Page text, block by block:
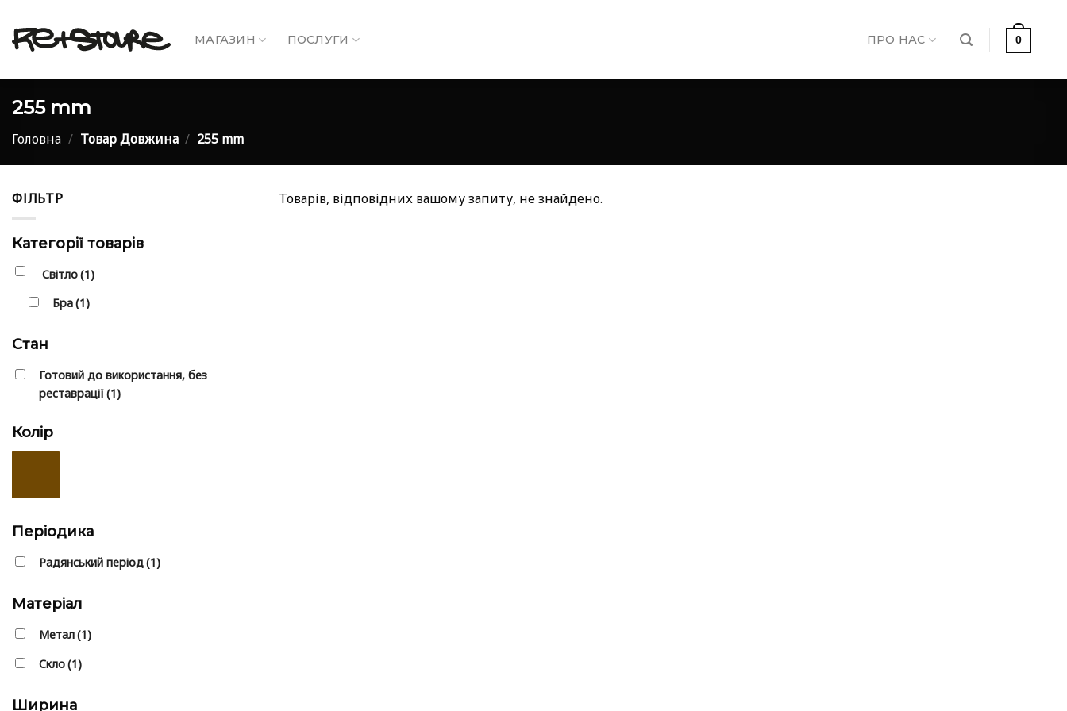
content
МАГАЗИН ПОСЛУГИ ПРО НАС 0
255 mm
Головна / Товар Довжина / 255 mm
ФІЛЬТР
Категорії товарів
Світло(1)
Бра(1)
Стан
Готовий до використання, без
реставрації(1)
Колір
Періодика
Радянський період(1)
Матеріал
Метал(1)
Скло(1)
Ширина
Товарів, відповідних вашому запиту, не знайдено.